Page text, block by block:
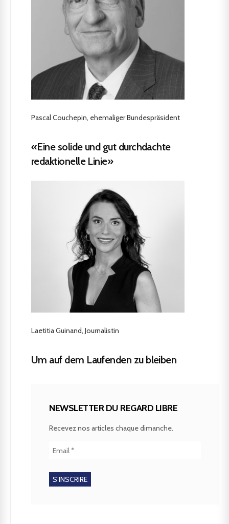
Pascal Couchepin, ehemaliger Bundespräsident
«Eine solide und gut durchdachte
redaktionelle Linie»
Laetitia Guinand, Journalistin
Um auf dem Laufenden zu bleiben
NEWSLETTER DU REGARD LIBRE
Recevez nos articles chaque dimanche.